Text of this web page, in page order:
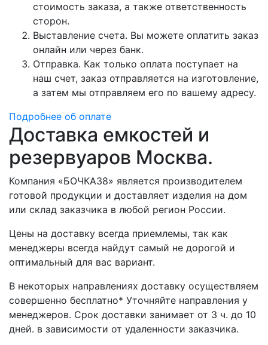
стоимость заказа, а также ответственность
сторон.
Выставление счета. Вы можете оплатить заказ
онлайн или через банк.
Отправка. Как только оплата поступает на
наш счет, заказ отправляется на изготовление,
а затем мы отправляем его по вашему адресу.
Подробнее об оплате
Доставка емкостей и
резервуаров Москва.
Компания «БОЧКА38» является производителем
готовой продукции и доставляет изделия на дом
или склад заказчика в любой регион России.
Цены на доставку всегда приемлемы, так как
менеджеры всегда найдут самый не дорогой и
оптимальный для вас вариант.
В некоторых направлениях доставку осуществляем
совершенно бесплатно* Уточняйте направления у
менеджеров. Срок доставки занимает от 3 ч. до 10
дней. в зависимости от удаленности заказчика.